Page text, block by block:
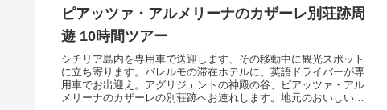
ピアッツァ・アルメリーナのカザーレ別荘跡周
遊 10時間ツアー
シチリア島内を専用車で送迎します、その移動中に観光スポット
に立ち寄ります。パレルモの滞在ホテルに、英語ドライバーが専
用車でお出迎え。アグリジェントの神殿の谷、ピアッツァ・アル
メリーナのカザーレの別荘跡へお連れします。地元のおいしいレ